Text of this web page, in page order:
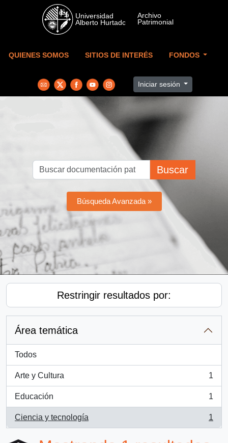
Skip to main content
QUIENES SOMOS SITIOS DE INTERÉS FONDOS
Iniciar sesión
Buscar
Búsqueda Avanzada »
Restringir resultados por:
Área temática
Todos
Arte y Cultura
, 1 resultados
1
Educación
, 1 resultados
1
Ciencia y tecnología
, 1 resultados
1